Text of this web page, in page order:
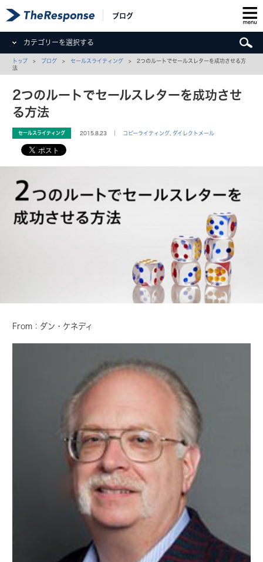
ブログ
カテゴリーを選択する
トップ > ブログ >セールスライティング > 2つのルートでセールスレターを成功させる方
法
2つのルートでセールスレターを成功させ
る方法
セールスライティング 2015.8.23 ｜ コピーライティング ,ダイレクトメール
From：ダン・ケネディ